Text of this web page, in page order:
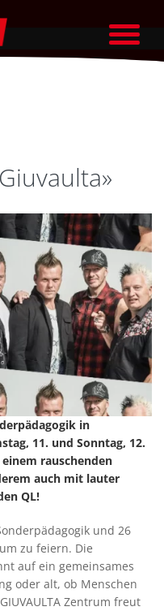
in
11. und Sonntag, 12.
rauschenden
auch mit lauter
QL!
und 26
zu feiern. Die
auf ein gemeinsames
oder alt, ob Menschen
Zentrum freut